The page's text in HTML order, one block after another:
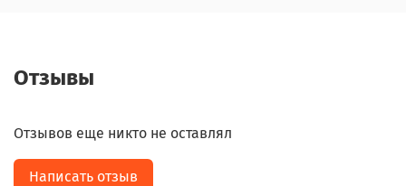
Отзывы
Отзывов еще никто не оставлял
Написать отзыв